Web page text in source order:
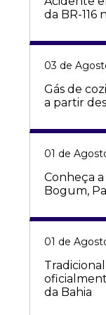
da BR-116
03 de
Gás de
a partir
01 de
Conheça
Bogum,
01 de
da Bahia